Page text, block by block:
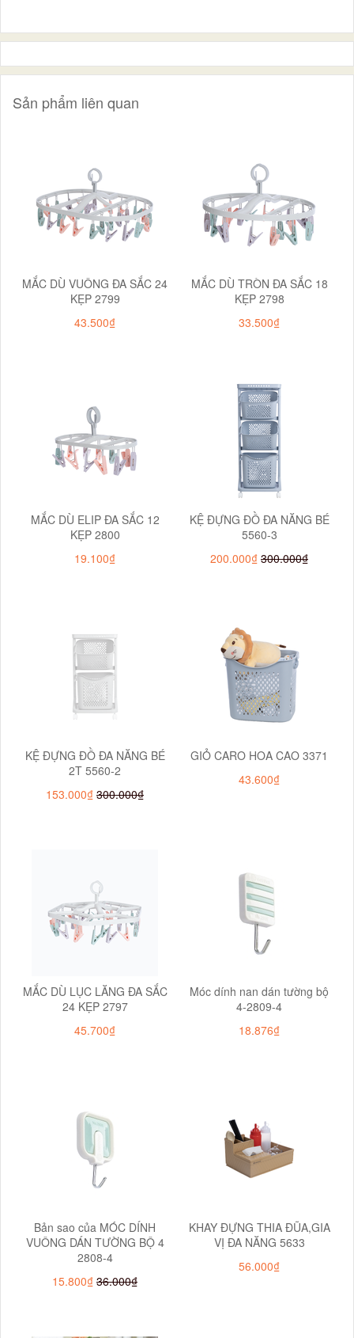
Sản phẩm liên quan
MẮC DÙ VUÔNG ĐA SẮC 24
KẸP 2799
43.500₫
MẮC DÙ TRÒN ĐA SẮC 18
KẸP 2798
33.500₫
MẮC DÙ ELIP ĐA SẮC 12
KẸP 2800
19.100₫
KỆ ĐỰNG ĐỒ ĐA NĂNG BÉ
5560-3
200.000₫ 300.000₫
KỆ ĐỰNG ĐỒ ĐA NĂNG BÉ
2T 5560-2
153.000₫ 300.000₫
GIỎ CARO HOA CAO 3371
43.600₫
MẮC DÙ LỤC LĂNG ĐA SẮC
24 KẸP 2797
45.700₫
Móc dính nan dán tường bộ
4-2809-4
18.876₫
Bản sao của MÓC DÍNH
VUÔNG DÁN TƯỜNG BỘ 4
2808-4
15.800₫ 36.000₫
KHAY ĐỰNG THIA ĐŨA,GIA
VỊ ĐA NĂNG 5633
56.000₫